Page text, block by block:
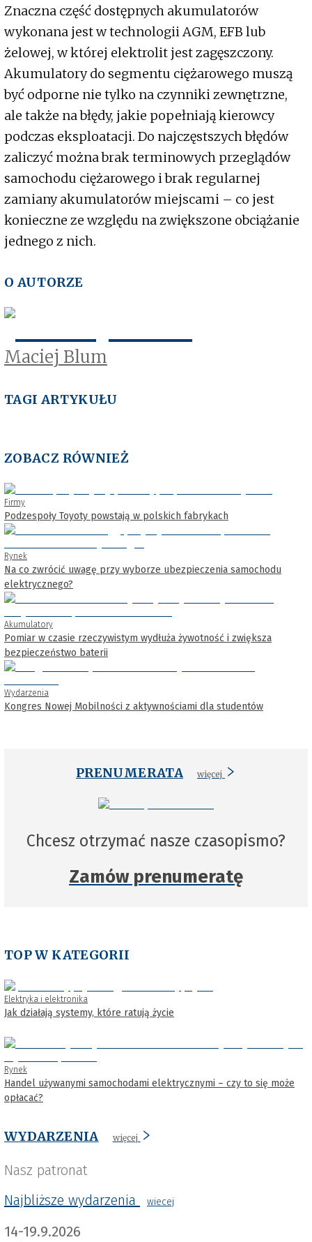
Znaczna część dostępnych akumulatorów
wykonana jest w technologii AGM, EFB lub
żelowej, w której elektrolit jest zagęszczony.
Akumulatory do segmentu ciężarowego muszą
być odporne nie tylko na czynniki zewnętrzne,
ale także na błędy, jakie popełniają kierowcy
podczas eksploatacji. Do najczęstszych błędów
zaliczyć można brak terminowych przeglądów
samochodu ciężarowego i brak regularnej
zamiany akumulatorów miejscami – co jest
konieczne ze względu na zwiększone obciążanie
jednego z nich.
O AUTORZE
Maciej Blum
TAGI ARTYKUŁU
ZOBACZ RÓWNIEŻ
Firmy
Podzespoły Toyoty powstają w polskich fabrykach
Rynek
Na co zwrócić uwagę przy wyborze ubezpieczenia samochodu
elektrycznego?
Akumulatory
Pomiar w czasie rzeczywistym wydłuża żywotność i zwiększa
bezpieczeństwo baterii
Wydarzenia
Kongres Nowej Mobilności z aktywnościami dla studentów
PRENUMERATA więcej
Chcesz otrzymać nasze czasopismo?
Zamów prenumeratę
TOP W KATEGORII
Elektryka i elektronika
Jak działają systemy, które ratują życie
Rynek
Handel używanymi samochodami elektrycznymi – czy to się może
opłacać?
WYDARZENIA więcej
Nasz patronat
Najbliższe wydarzenia
wiecej
14-19.9.2026